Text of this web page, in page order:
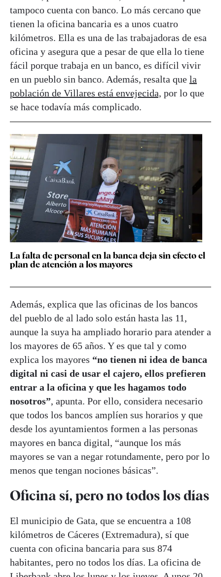
tampoco cuenta con banco. Lo más cercano que
tienen la oficina bancaria es a unos cuatro
kilómetros. Ella es una de las trabajadoras de esa
oficina y asegura que a pesar de que ella lo tiene
fácil porque trabaja en un banco, es difícil vivir
en un pueblo sin banco. Además, resalta que la
población de Villares está envejecida, por lo que
se hace todavía más complicado.
La falta de personal en la banca deja sin efecto el
plan de atención a los mayores
Además, explica que las oficinas de los bancos
del pueblo de al lado solo están hasta las 11,
aunque la suya ha ampliado horario para atender a
los mayores de 65 años. Y es que tal y como
explica los mayores “no tienen ni idea de banca
digital ni casi de usar el cajero, ellos prefieren
entrar a la oficina y que les hagamos todo
nosotros”, apunta. Por ello, considera necesario
que todos los bancos amplíen sus horarios y que
desde los ayuntamientos formen a las personas
mayores en banca digital, “aunque los más
mayores se van a negar rotundamente, pero por lo
menos que tengan nociones básicas”.
Oficina sí, pero no todos los días
El municipio de Gata, que se encuentra a 108
kilómetros de Cáceres (Extremadura), sí que
cuenta con oficina bancaria para sus 874
habitantes, pero no todos los días. La oficina de